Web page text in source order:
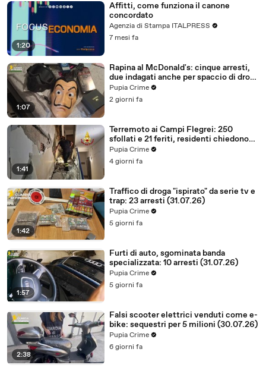
1:20
Affitti, come funziona il canone
concordato
Agenzia di Stampa ITALPRESS
7 mesi fa
1:07
Rapina al McDonald's: cinque arresti,
due indagati anche per spaccio di droga
(03.08.26)
Pupia Crime
2 giorni fa
1:41
Terremoto ai Campi Flegrei: 250
sfollati e 21 feriti, residenti chiedono
certezze sul futuro (01.08.26)
Pupia Crime
4 giorni fa
1:42
Traffico di droga "ispirato" da serie tv e
trap: 23 arresti (31.07.26)
Pupia Crime
5 giorni fa
1:57
Furti di auto, sgominata banda
specializzata: 10 arresti (31.07.26)
Pupia Crime
5 giorni fa
2:38
Falsi scooter elettrici venduti come e-
bike: sequestri per 5 milioni (30.07.26)
Pupia Crime
6 giorni fa